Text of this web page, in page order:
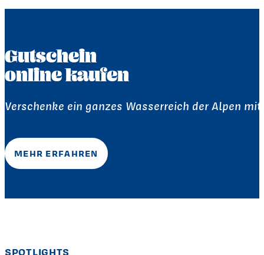
Gutschein
online kaufen
Verschenke ein ganzes Wasserreich der Alpen
MEHR ERFAHREN
SPOTLIGHTS